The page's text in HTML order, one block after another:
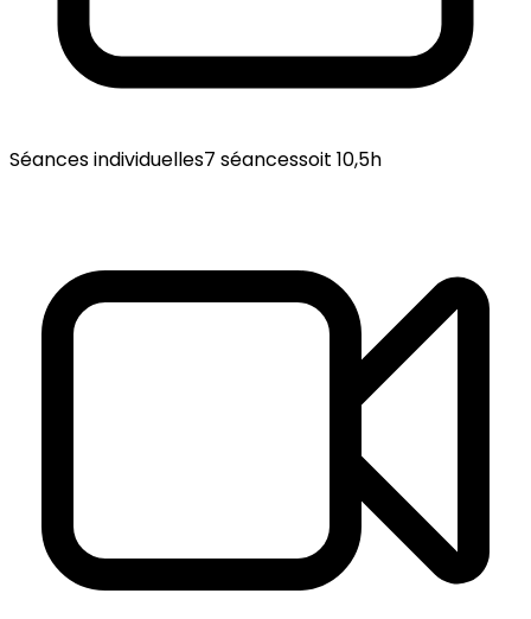
Séances individuelles7 séancessoit 10,5h